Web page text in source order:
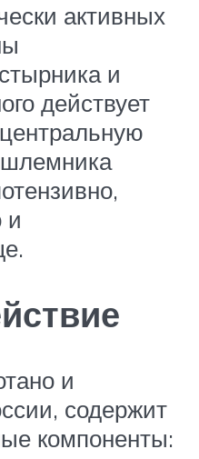
активных
и
действует
и
и
содержит
компоненты: